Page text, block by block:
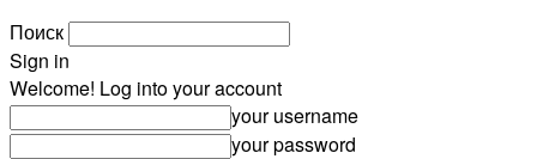
Поиск
Sign in
Welcome! Log into your account
your username
your password